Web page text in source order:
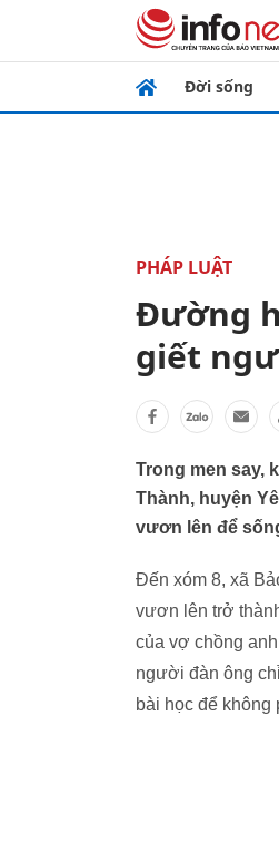
Đời sống
PHÁP LUẬT
Đường
giết
Trong men say,
Thành, huyện
vươn lên để
Đến xóm 8, xã
vươn lên trở
của vợ chồng
người đàn ông
bài học để